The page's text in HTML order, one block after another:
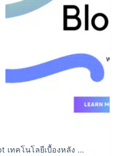
เทคโนโลยีเบื้องหลัง …